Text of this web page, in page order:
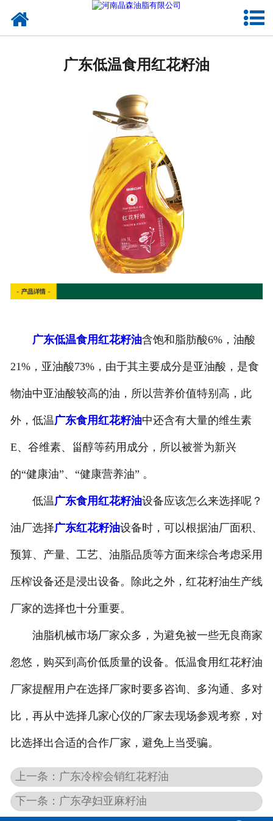
广东来料代工
广东低温食用红花籽油
广东低温食用红花籽油含饱和脂肪酸6%，油酸
21%，亚油酸73%，由于其主要成分是亚油酸，是食
物油中亚油酸较高的油，所以营养价值特别高，此
外，低温 广东食用红花籽油中还含有大量的维生素
E、谷维素、甾醇等药用成分，所以被誉为新兴
的“健康油”、“健康营养油” 。
低温 广东食用红花籽油设备应该怎么来选择呢？
油厂选择广东红花籽油设备时，可以根据油厂面积、
预算、产量、工艺、油脂品质等方面来综合考虑采用
压榨设备还是浸出设备。除此之外，红花籽油生产线
厂家的选择也十分重要。
油脂机械市场厂家众多，为避免被一些无良商家
忽悠，购买到高价低质量的设备。低温食用红花籽油
厂家提醒用户在选择厂家时要多咨询、多沟通、多对
比，再从中选择几家心仪的厂家去现场参观考察，对
比选择出合适的合作厂家，避免上当受骗。
上一条：广东冷榨会销红花籽油
下一条：广东孕妇亚麻籽油